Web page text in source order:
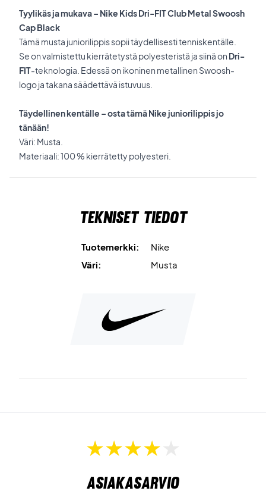
Tyylikäs ja mukava – Nike Kids Dri-FIT Club Metal Swoosh
Cap Black
Tämä musta juniorilippis sopii täydellisesti tenniskentälle.
Se on valmistettu kierrätetystä polyesteristä ja siinä on Dri-
FIT-teknologia. Edessä on ikoninen metallinen Swoosh-
logo ja takana säädettävä istuvuus.
Täydellinen kentälle – osta tämä Nike juniorilippis jo
tänään!
Väri: Musta.
Materiaali: 100 % kierrätetty polyesteri.
Tekniset tiedot
Tuotemerkki:
Nike
Väri:
Musta
Asiakasarvio